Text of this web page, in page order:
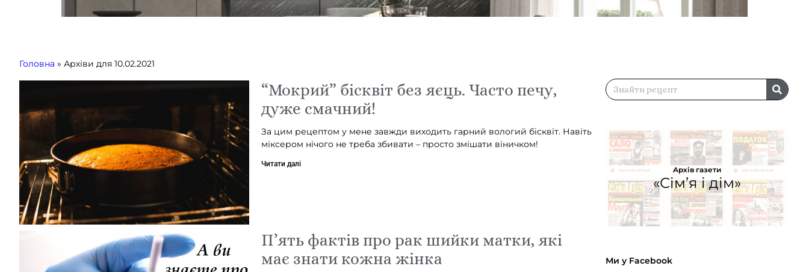
Головна » Архіви для 10.02.2021
“Мокрий” бісквіт без яєць. Часто печу,
дуже смачний!
За цим рецептом у мене завжди виходить гарний вологий бісквіт. Навіть
міксером нічого не треба збивати – просто змішати віничком!
Читати далі
П’ять фактів про рак шийки матки, які
має знати кожна жінка
Архів газети
«Сім’я і дім»
Ми у Facebook